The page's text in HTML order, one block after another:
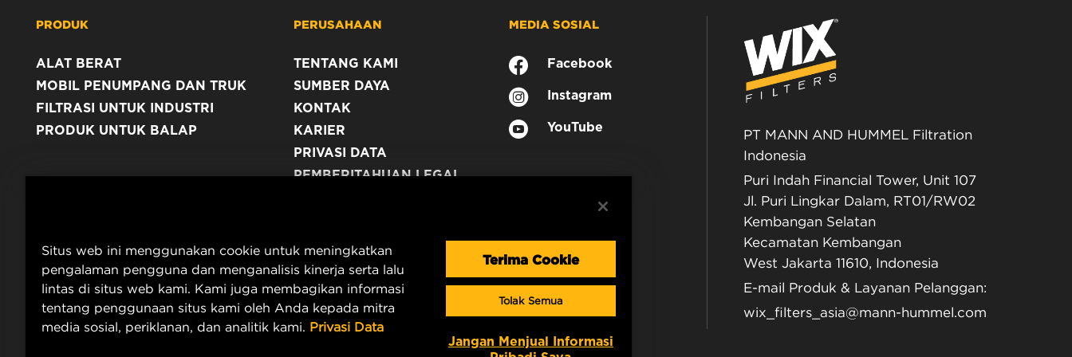
PRODUK
ALAT BERAT
MOBIL PENUMPANG DAN TRUK
FILTRASI UNTUK INDUSTRI
PRODUK UNTUK BALAP
PERUSAHAAN
TENTANG KAMI
SUMBER DAYA
KONTAK
KARIER
PRIVASI DATA
PEMBERITAHUAN LEGAL
MEDIA SOSIAL
Facebook
Instagram
YouTube
PT MANN AND HUMMEL Filtration
Indonesia
Puri Indah Financial Tower, Unit 107
Jl. Puri Lingkar Dalam, RT01/RW02
Kembangan Selatan
Kecamatan Kembangan
West Jakarta 11610, Indonesia
E-mail Produk & Layanan Pelanggan:
wix_filters_asia@mann-hummel.com
Situs web ini menggunakan cookie untuk meningkatkan
pengalaman pengguna dan menganalisis kinerja serta lalu
lintas di situs web kami. Kami juga membagikan informasi
tentang penggunaan situs kami oleh Anda kepada mitra
media sosial, periklanan, dan analitik kami. Privasi Data
Terima Cookie
Tolak Semua
Jangan Menjual Informasi